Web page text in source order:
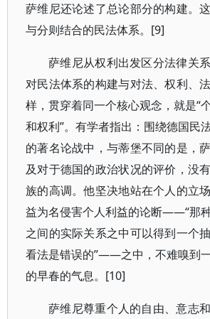
萨维尼还论述了总论部分的构建。
与分则结合的民法体系。[9]
萨维尼从权利出发区分法律关
对民法体系的构建与对法、权利、
样，贯穿着同一个核心观念，就是“
和权利”。有学者指出：围绕德国民
的著名论战中，与蒂堡不同的是，
及对于德国的政治状况的评价，没
族的高调。他坚决地站在个人的立
益为名侵害个人利益的论断——“那
之间的实际关系之中可以得到一个
看法是错误的”——之中，不难嗅到
的早春的气息。[10]
萨维尼尊重个人的自由、意志